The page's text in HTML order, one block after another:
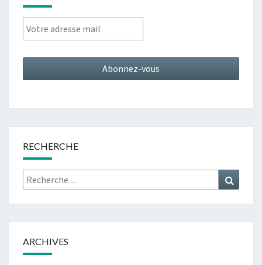
RECHERCHE
Rechercher :
ARCHIVES